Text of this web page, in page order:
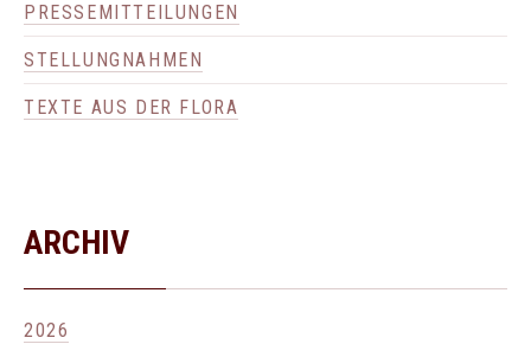
PRESSEMITTEILUNGEN
STELLUNGNAHMEN
TEXTE AUS DER FLORA
ARCHIV
2026